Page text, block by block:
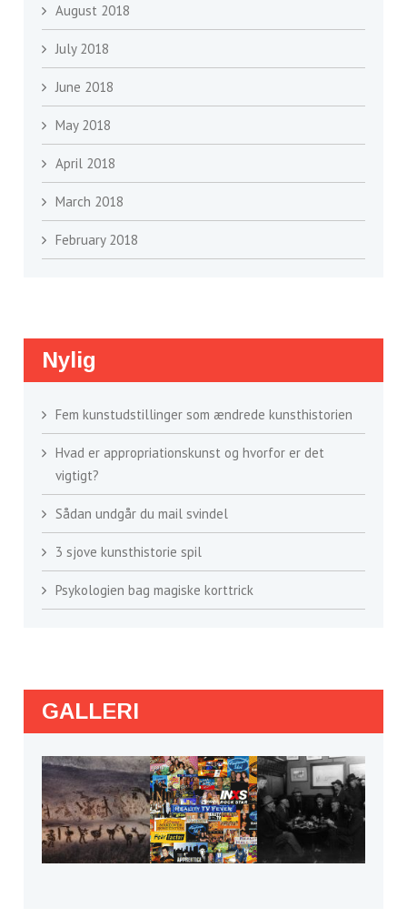
August 2018
July 2018
June 2018
May 2018
April 2018
March 2018
February 2018
Nylig
Fem kunstudstillinger som ændrede kunsthistorien
Hvad er appropriationskunst og hvorfor er det
vigtigt?
Sådan undgår du mail svindel
3 sjove kunsthistorie spil
Psykologien bag magiske korttrick
GALLERI